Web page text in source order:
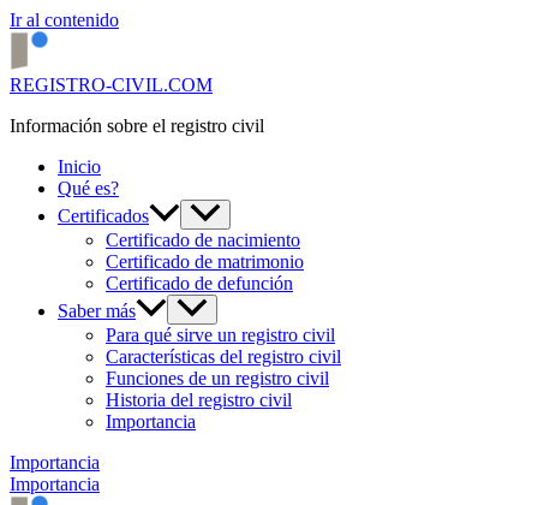
Ir al contenido
REGISTRO-CIVIL.COM
Información sobre el registro civil
Inicio
Qué es?
Certificados
Certificado de nacimiento
Certificado de matrimonio
Certificado de defunción
Saber más
Para qué sirve un registro civil
Características del registro civil
Funciones de un registro civil
Historia del registro civil
Importancia
Importancia
Importancia